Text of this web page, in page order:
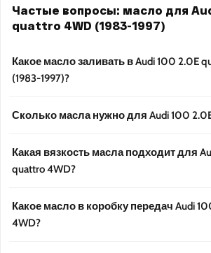
Частые вопросы: масло для
quattro 4WD (1983-1997)
Какое масло заливать в Audi 100 2.0E
(1983-1997)?
Сколько масла нужно для Audi 100
Какая вязкость масла подходит для
quattro 4WD?
Какое масло в коробку передач Audi
4WD?